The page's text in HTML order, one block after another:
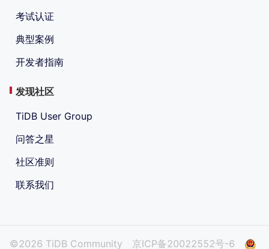
考试认证
典型案例
开发者指南
发现社区
TiDB User Group
问答之星
社区准则
联系我们
©2026 TiDB Community
京ICP备20022552号-6